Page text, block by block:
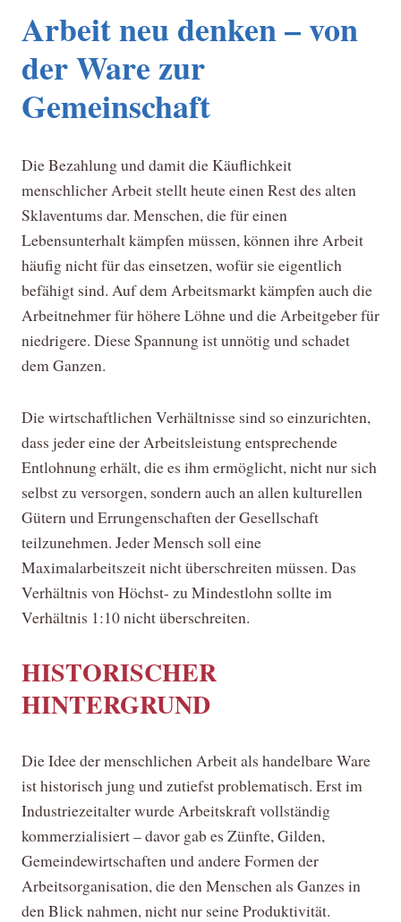
Arbeit neu denken – von
der Ware zur
Gemeinschaft
Die Bezahlung und damit die Käuflichkeit
menschlicher Arbeit stellt heute einen Rest des alten
Sklaventums dar. Menschen, die für einen
Lebensunterhalt kämpfen müssen, können ihre Arbeit
häufig nicht für das einsetzen, wofür sie eigentlich
befähigt sind. Auf dem Arbeitsmarkt kämpfen auch die
Arbeitnehmer für höhere Löhne und die Arbeitgeber für
niedrigere. Diese Spannung ist unnötig und schadet
dem Ganzen.
Die wirtschaftlichen Verhältnisse sind so einzurichten,
dass jeder eine der Arbeitsleistung entsprechende
Entlohnung erhält, die es ihm ermöglicht, nicht nur sich
selbst zu versorgen, sondern auch an allen kulturellen
Gütern und Errungenschaften der Gesellschaft
teilzunehmen. Jeder Mensch soll eine
Maximalarbeitszeit nicht überschreiten müssen. Das
Verhältnis von Höchst- zu Mindestlohn sollte im
Verhältnis 1:10 nicht überschreiten.
HISTORISCHER
HINTERGRUND
Die Idee der menschlichen Arbeit als handelbare Ware
ist historisch jung und zutiefst problematisch. Erst im
Industriezeitalter wurde Arbeitskraft vollständig
kommerzialisiert – davor gab es Zünfte, Gilden,
Gemeindewirtschaften und andere Formen der
Arbeitsorganisation, die den Menschen als Ganzes in
den Blick nahmen, nicht nur seine Produktivität.